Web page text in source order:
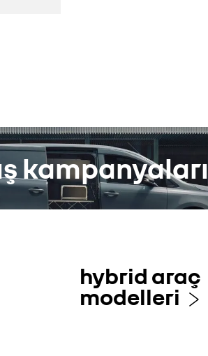
kampanyaları
hybrid araç
modelleri